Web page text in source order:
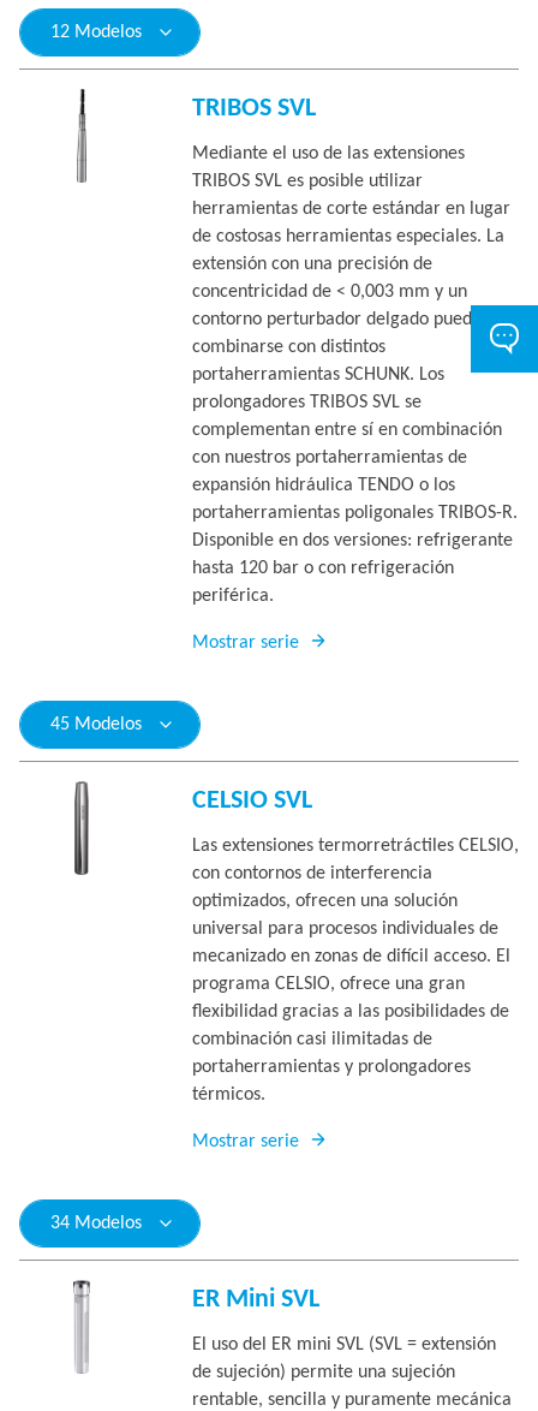
12 Modelos
TRIBOS SVL
Mediante el uso de las extensiones
TRIBOS SVL es posible utilizar
herramientas de corte estándar en lugar
de costosas herramientas especiales. La
extensión con una precisión de
concentricidad de < 0,003 mm y un
contorno perturbador delgado pueden
combinarse con distintos
portaherramientas SCHUNK. Los
prolongadores TRIBOS SVL se
complementan entre sí en combinación
con nuestros portaherramientas de
expansión hidráulica TENDO o los
portaherramientas poligonales TRIBOS-R.
Disponible en dos versiones: refrigerante
hasta 120 bar o con refrigeración
periférica.
Mostrar serie
45 Modelos
CELSIO SVL
Las extensiones termorretráctiles CELSIO,
con contornos de interferencia
optimizados, ofrecen una solución
universal para procesos individuales de
mecanizado en zonas de difícil acceso. El
programa CELSIO, ofrece una gran
flexibilidad gracias a las posibilidades de
combinación casi ilimitadas de
portaherramientas y prolongadores
térmicos.
Mostrar serie
34 Modelos
ER Mini SVL
El uso del ER mini SVL (SVL = extensión
de sujeción) permite una sujeción
rentable, sencilla y puramente mecánica